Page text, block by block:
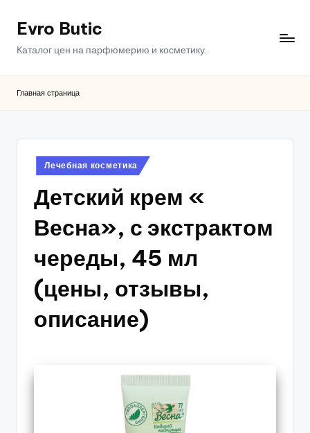
ПерейтиEvro Butic
Каталог цен на парфюмерию и косметику.
Главная страница
Опубликовано
в
Лечебная косметика
Детский крем «
Весна», с экстрактом
череды, 45 мл
(цены, отзывы,
описание)